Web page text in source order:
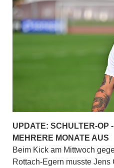
UPDATE: SCHULTER-OP
MEHRERE MONATE AUS
Beim Kick am Mittwoch
Rottach-Egern musste Jens